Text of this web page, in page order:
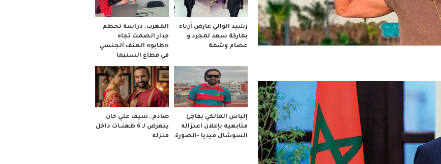
رشيد الوالي عارض أزياء
بماركة سعد لمجرد و
عصام وشمة
المغرب. دراسة تحطم
جدار الصمت تجاه
«طابو» العنف الجنسي
في قطاع السنيما
إلياس المالكي يفاجئ
متابعيه بإعلان اعتزاله
السوشال ميديا -الصورة
صادم..سيف علي خان
يتعرض لـ 6 طعنــات داخل
منزله